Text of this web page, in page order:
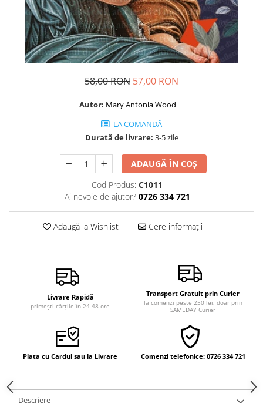
Sănătate
Umor
Ficțiune
Relații de cuplu
Psihologie practică
Sexualitate
Seria Masaru Emoto
Inspiraţie divină
Îngeri
Viaţa de după moarte
Cristale
Yoga
58,00 RON 57,00 RON
Autor: Mary Antonia Wood
LA COMANDĂ
Durată de livrare: 3-5 zile
ADAUGĂ ÎN COȘ
Cod Produs: C1011
Ai nevoie de ajutor? 0726 334 721
Adaugă la Wishlist Cere informații
Livrare Rapidă
primești cărțile în 24-48 ore
Transport Gratuit prin Curier
la comenzi peste 250 lei, doar prin
SAMEDAY Curier
Plata cu Cardul sau la Livrare Comenzi telefonice: 0726 334 721
Descriere